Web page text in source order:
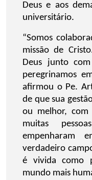
Deus e aos
universitário.
“Somos
missão de
Deus junto
peregrinamos
afirmou o Pe.
de que sua
ou melhor,
muitas
empenharam
verdadeiro
é vivida como
mundo mais